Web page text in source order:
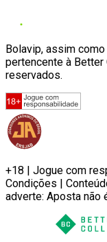
Bolavip, assim
pertencente à
reservados.
+18 | Jogue com
Condições |
adverte: Aposta não